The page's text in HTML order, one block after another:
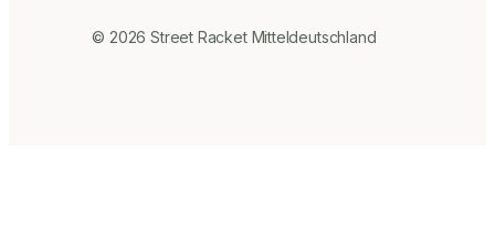
© 2026 Street Racket Mitteldeutschland